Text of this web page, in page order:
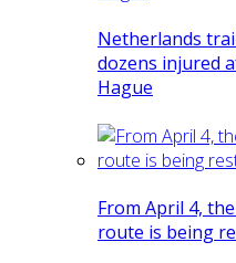
Netherlands
dozens injured
Hague
From April 4,
route is being